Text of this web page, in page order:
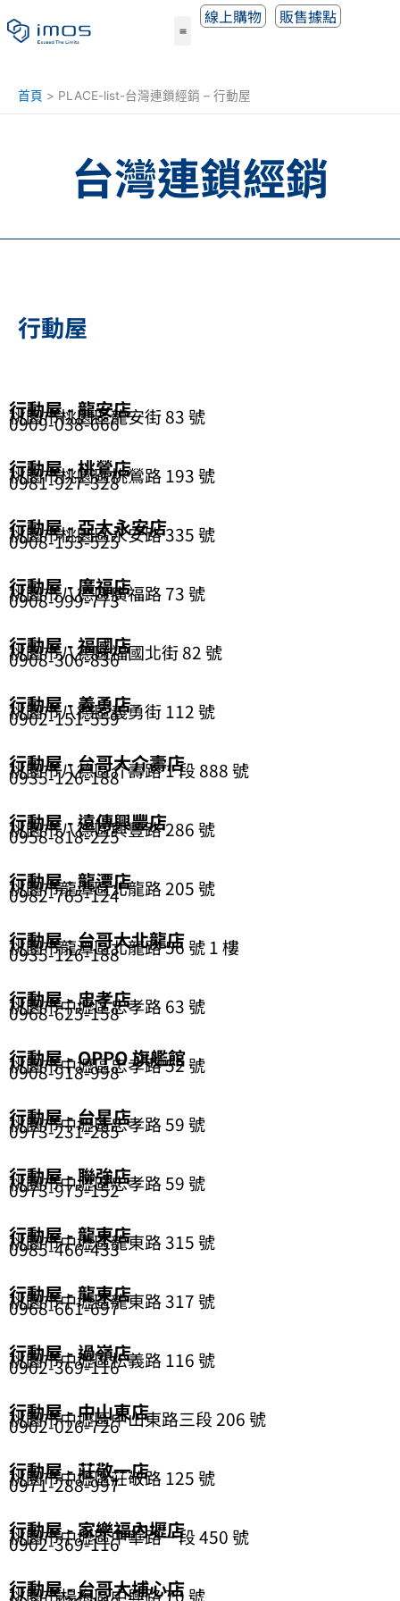
至
線上購物 販售據點
首頁 PLACE-list-台灣連鎖經銷 – 行動屋
台灣連鎖經銷
行動屋
行動屋 - 龍安店
桃園市桃園區龍安街 83 號
0909-038-666
行動屋 - 桃鶯店
桃園市桃園區桃鶯路 193 號
0981-927-328
行動屋 - 亞太永安店
桃園市桃園區永安路 335 號
0908-153-525
行動屋 - 廣福店
桃園市八德區廣福路 73 號
0908-999-773
行動屋 - 福國店
桃園市八德區福國北街 82 號
0908-306-836
行動屋 - 義勇店
桃園市八德區義勇街 112 號
0902-151-559
行動屋 - 台哥大介壽店
桃園市八德區介壽路 1 段 888 號
0935-126-188
行動屋 - 遠傳興豐店
桃園市八德區興豐路 286 號
0958-818-225
行動屋 - 龍潭店
桃園市龍潭區北龍路 205 號
0982-765-124
行動屋 - 台哥大北龍店
桃園市龍潭區北龍路 56 號 1 樓
0935-126-188
行動屋 - 忠孝店
桃園市中壢區忠孝路 63 號
0968-625-158
行動屋 - OPPO 旗艦館
桃園市中壢區忠孝路 52 號
0908-918-998
行動屋 - 台星店
桃園市中壢區忠孝路 59 號
0973-231-285
行動屋 - 聯強店
桃園市中壢區忠孝路 59 號
0973-975-152
行動屋 - 龍東店
桃園市中壢區龍東路 315 號
0985-466-433
行動屋 - 龍東店
桃園市中壢區龍東路 317 號
0968-661-697
行動屋 - 過嶺店
桃園市中壢區松義路 116 號
0902-369-116
行動屋 - 中山東店
桃園市中壢區中山東路三段 206 號
0902-026-726
行動屋 - 莊敬一店
桃園市中壢區莊敬路 125 號
0971-288-997
行動屋 - 家樂福內壢店
桃園市中壢區中華路一段 450 號
0902-369-116
行動屋 - 台哥大埔心店
桃園市楊梅區中興路 70 號
頁
面